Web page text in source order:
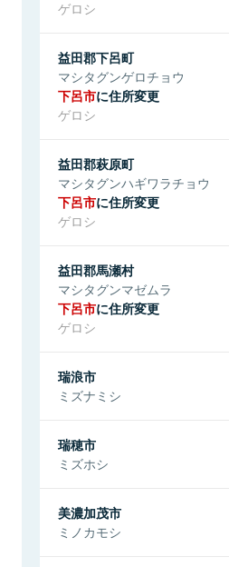
ゲロシ
益田郡下呂町
マシタグンゲロチョウ
下呂市に住所変更
ゲロシ
益田郡萩原町
マシタグンハギワラチョウ
下呂市に住所変更
ゲロシ
益田郡馬瀬村
マシタグンマゼムラ
下呂市に住所変更
ゲロシ
瑞浪市
ミズナミシ
瑞穂市
ミズホシ
美濃加茂市
ミノカモシ